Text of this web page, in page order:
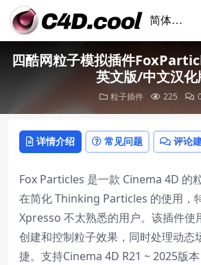
四酷网粒子模拟插件
英文版/中文汉化
粒子插件 225
详情介绍 常见问题 评论
Fox Particles 是一款 Cinema 4D 的
在简化 Thinking Particles 的使用，
Xpresso 不太熟悉的用户。该插件使
创建和控制粒子效果，同时处理动态
捷。支持Cinema 4D R21 ~ 2025版本